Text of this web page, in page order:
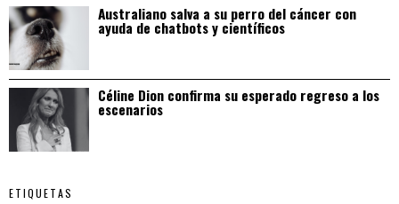
Australiano salva a su perro del cáncer con
ayuda de chatbots y científicos
Céline Dion confirma su esperado regreso a los
escenarios
ETIQUETAS